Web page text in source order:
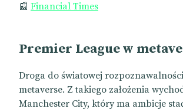
📰 Financial Times
Premier League w
Droga do światowej
metaverse. Z takiego założenia
Manchester City, który ma ambicje